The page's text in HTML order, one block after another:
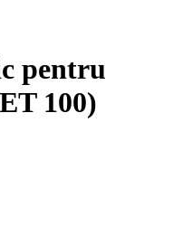
pentru
100)